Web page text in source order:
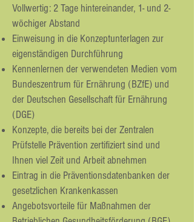
Vollwertig: 2 Tage hintereinander, 1- und 2-
wöchiger Abstand
Einweisung in die Konzeptunterlagen zur
eigenständigen Durchführung
Kennenlernen der verwendeten Medien vom
Bundeszentrum für Ernährung (BZfE) und
der Deutschen Gesellschaft für Ernährung
(DGE)
Konzepte, die bereits bei der Zentralen
Prüfstelle Prävention zertifiziert sind und
Ihnen viel Zeit und Arbeit abnehmen
Eintrag in die Präventionsdatenbanken der
gesetzlichen Krankenkassen
Angebotsvorteile für Maßnahmen der